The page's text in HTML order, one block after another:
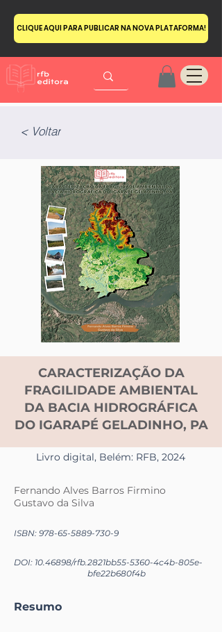
CLIQUE AQUI PARA PUBLICAR NA NOVA PLATAFORMA!
< Voltar
CARACTERIZAÇÃO DA
FRAGILIDADE AMBIENTAL
DA BACIA HIDROGRÁFICA
DO IGARAPÉ GELADINHO, PA
Livro digital, Belém: RFB, 2024
Fernando Alves Barros Firmino
Gustavo da Silva
ISBN: 978-65-5889-730-9
DOI: 10.46898/rfb.2821bb55-5360-4c4b-805e-
bfe22b680f4b
Resumo